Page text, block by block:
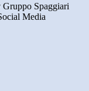
Spaggiari
Media